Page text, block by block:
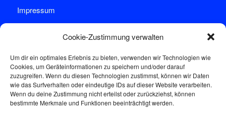
Cookie-Zustimmung verwalten
Um dir ein optimales Erlebnis zu bieten, verwenden wir Technologien wie
Cookies, um Geräteinformationen zu speichern und/oder darauf
zuzugreifen. Wenn du diesen Technologien zustimmst, können wir Daten
wie das Surfverhalten oder eindeutige IDs auf dieser Website verarbeiten.
Wenn du deine Zustimmung nicht erteilst oder zurückziehst, können
bestimmte Merkmale und Funktionen beeinträchtigt werden.
Impressum
Sprechstunde